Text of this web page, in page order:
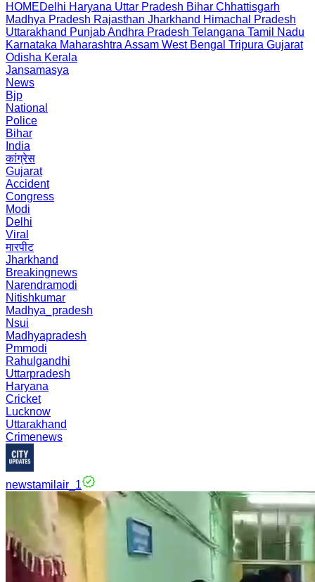
HOMEDelhi Haryana Uttar Pradesh Bihar Chhattisgarh
Madhya Pradesh Rajasthan Jharkhand Himachal Pradesh
Uttarakhand PunjabAndhra Pradesh Telangana Tamil Nadu
Karnataka Maharashtra Assam West Bengal Tripura Gujarat
Odisha Kerala
Jansamasya
News
Bjp
National
Police
Bihar
India
कांग्रेस
Gujarat
Accident
Congress
Modi
Delhi
Viral
मारपीट
Jharkhand
Breakingnews
Narendramodi
Nitishkumar
Madhya_pradesh
Nsui
Madhyapradesh
Pmmodi
Rahulgandhi
Uttarpradesh
Haryana
Cricket
Lucknow
Uttarakhand
Crimenews
newstamilair_1